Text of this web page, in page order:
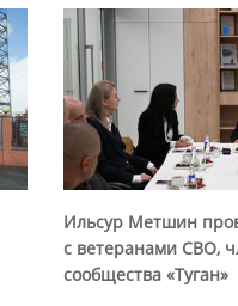
Ильсур Метшин
с ветеранами СВО,
сообщества «Туган»